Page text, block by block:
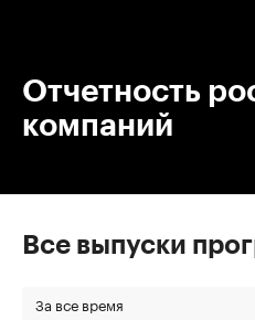
Отчетность
компаний
Все выпуски
За все время